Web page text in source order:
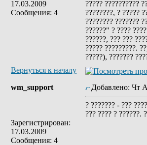
17.03.2009
Сообщения: 4
????? ??????????
????????, ? ?????
???????? ???????
??????" ? ????
??????, ??? ???
????? ?????????.
?????), ???????
Вернуться к началу
wm_support
Зарегистрирован:
17.03.2009
Сообщения: 4
Добавлено: Чт
? ??????? - ???
??? ???? ? ??????.